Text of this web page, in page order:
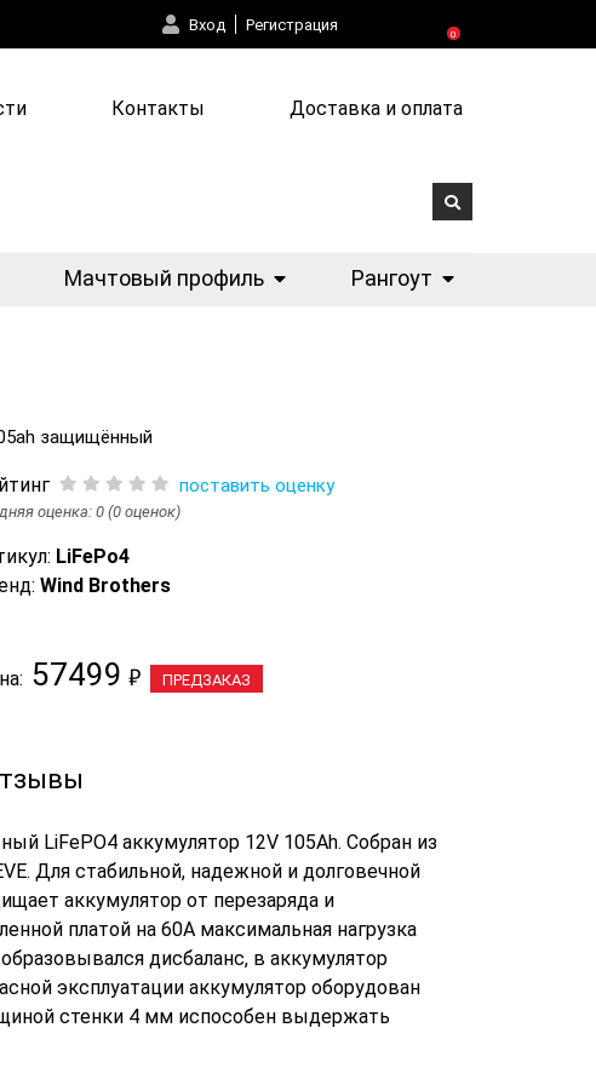
Вход Регистрация
0
Контакты
Доставка и оплата
Мачтовый профиль Рангоут
защищённый
поставить оценку
оценка: 0 (0 оценок)
LiFePo4
Wind Brothers
57499 ₽ ПРЕДЗАКАЗ
LiFePO4 аккумулятор 12V 105Ah. Собран из
Для стабильной, надежной и долговечной
аккумулятор от перезаряда и
платой на 60A максимальная нагрузка
дисбаланс, в аккумулятор
эксплуатации аккумулятор оборудован
стенки 4 мм испособен выдержать